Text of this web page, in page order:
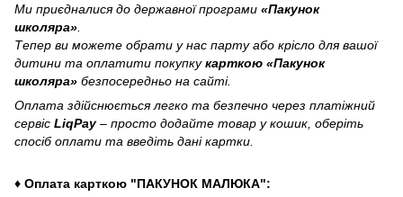
Ми приєдналися до державної програми «Пакунок
школяра».
Тепер ви можете обрати у нас парту або крісло для вашої
дитини та оплатити покупкукарткою «Пакунок
школяра» безпосередньо на сайті.
Оплата здійснюється легко та безпечно через платіжний
сервіс LiqPay– просто додайте товар у кошик, оберіть
спосіб оплати та введіть дані картки.
♦ Оплата карткою "ПАКУНОК МАЛЮКА":